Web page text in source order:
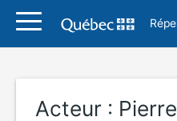
Acteur :